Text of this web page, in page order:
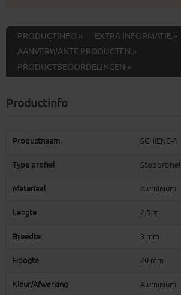
PRODUCTINFO »
EXTRA INFORMATIE »
AANVERWANTE PRODUCTEN »
PRODUCTBEOORDELINGEN »
Productinfo
Productnaam SCHIENE-A
Type profiel Stopprofiel
Materiaal Aluminium
Lengte 2,5 m
Breedte 3 mm
Hoogte 20 mm
Kleur/Afwerking Aluminium